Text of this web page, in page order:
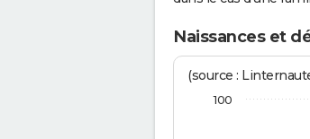
Naissances et
(source :
100